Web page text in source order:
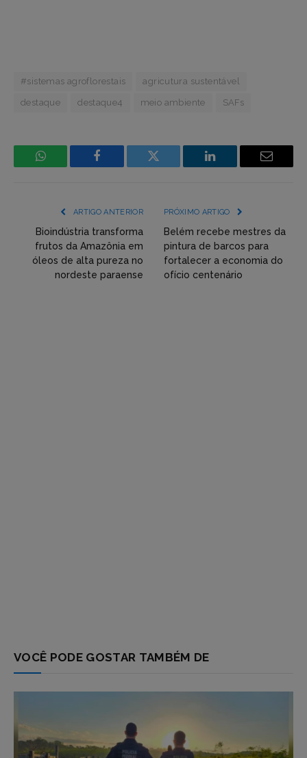
#sistemas agroflorestais agricutura sustentável
destaque destaque4 meio ambiente SAFs
WhatsApp Facebook
Incorpore
(YouTube,
Twitter,
Flickr
etc)
LinkedIn Email
ARTIGO ANTERIOR
Bioindústria transforma
frutos da Amazônia em
óleos de alta pureza no
nordeste paraense
PRÓXIMO ARTIGO
Belém recebe mestres da
pintura de barcos para
fortalecer a economia do
ofício centenário
VOCÊ PODE GOSTAR TAMBÉM DE